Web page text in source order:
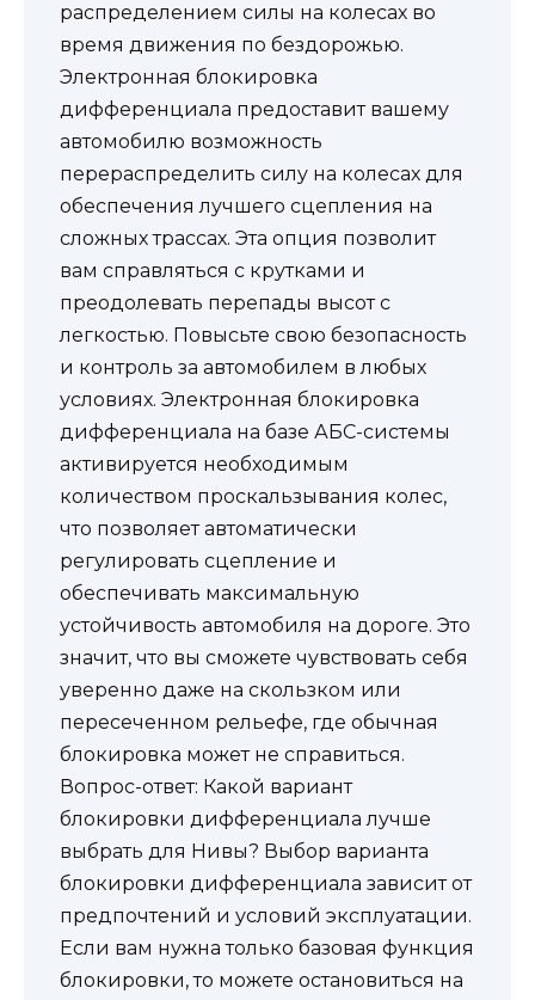
распределением силы на колесах во
время движения по бездорожью.
Электронная блокировка
дифференциала предоставит вашему
автомобилю возможность
перераспределить силу на колесах для
обеспечения лучшего сцепления на
сложных трассах. Эта опция позволит
вам справляться с крутками и
преодолевать перепады высот с
легкостью. Повысьте свою безопасность
и контроль за автомобилем в любых
условиях. Электронная блокировка
дифференциала на базе АБС-системы
активируется необходимым
количеством проскальзывания колес,
что позволяет автоматически
регулировать сцепление и
обеспечивать максимальную
устойчивость автомобиля на дороге. Это
значит, что вы сможете чувствовать себя
уверенно даже на скользком или
пересеченном рельефе, где обычная
блокировка может не справиться.
Вопрос-ответ: Какой вариант
блокировки дифференциала лучше
выбрать для Нивы? Выбор варианта
блокировки дифференциала зависит от
предпочтений и условий эксплуатации.
Если вам нужна только базовая функция
блокировки, то можете остановиться на